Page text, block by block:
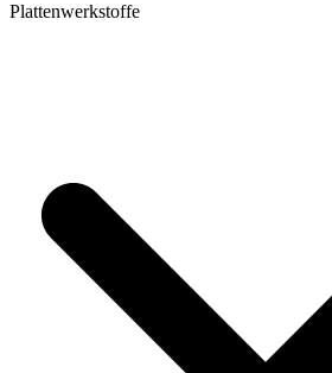
Plattenwerkstoffe